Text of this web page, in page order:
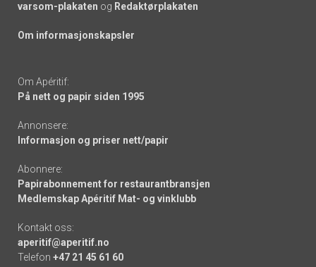
varsom-plakaten og Redaktørplakaten
Om informasjonskapsler
Om Apéritif:
På nett og papir siden 1995
Annonsere:
Informasjon og priser nett/papir
Abonnere:
Papirabonnement for restaurantbransjen
Medlemskap Apéritif Mat- og vinklubb
Kontakt oss:
aperitif@aperitif.no
Telefon +47 21 45 61 60